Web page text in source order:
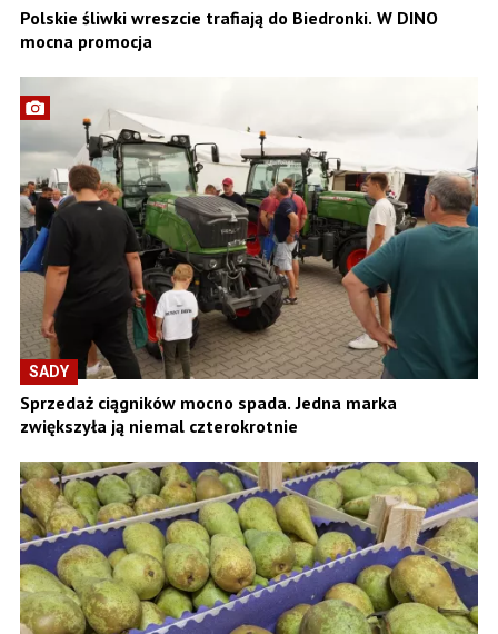
Polskie śliwki wreszcie trafiają do Biedronki. W DINO
mocna promocja
SADY
Sprzedaż ciągników mocno spada. Jedna marka
zwiększyła ją niemal czterokrotnie